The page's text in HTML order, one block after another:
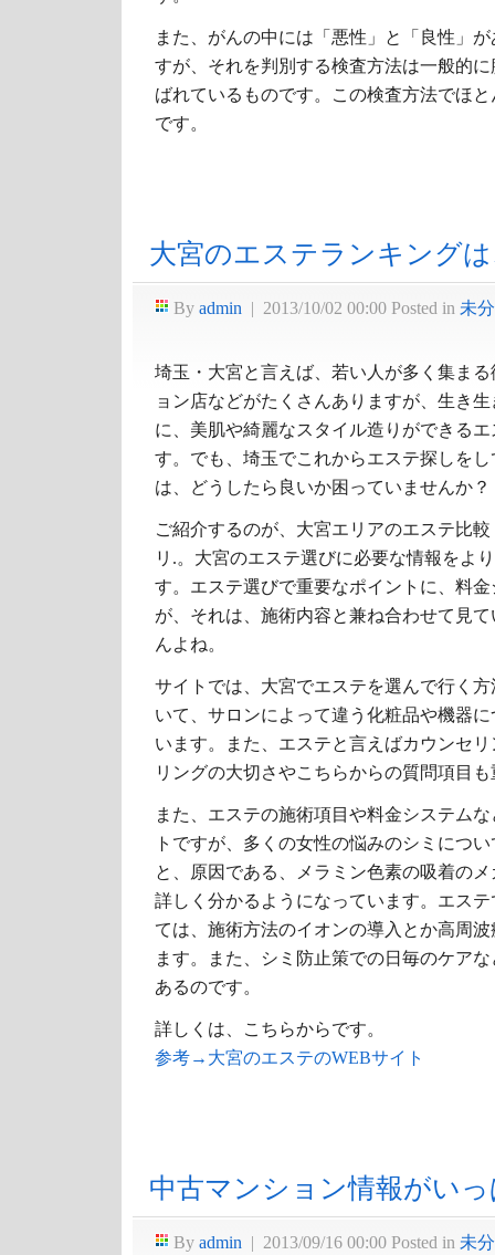
また、がんの中には「悪性」と「良性」
すが、それを判別する検査方法は一般的
ばれているものです。この検査方法でほ
です。
大宮のエステランキング
By admin | 2013/10/02 00:00 Posted in 未
埼玉・大宮と言えば、若い人が多く集ま
ョン店などがたくさんありますが、生き
に、美肌や綺麗なスタイル造りができる
す。でも、埼玉でこれからエステ探しを
は、どうしたら良いか困っていませんか？
ご紹介するのが、大宮エリアのエステ比
リ.。大宮のエステ選びに必要な情報をよ
す。エステ選びで重要なポイントに、料
が、それは、施術内容と兼ね合わせて見
んよね。
サイトでは、大宮でエステを選んで行く
いて、サロンによって違う化粧品や機器
います。また、エステと言えばカウンセ
リングの大切さやこちらからの質問項目
また、エステの施術項目や料金システム
トですが、多くの女性の悩みのシミにつ
と、原因である、メラミン色素の吸着の
詳しく分かるようになっています。エス
ては、施術方法のイオンの導入とか高周
ます。また、シミ防止策での日毎のケア
あるのです。
詳しくは、こちらからです。
参考→大宮のエステのWEBサイト
中古マンション情報がい
By admin | 2013/09/16 00:00 Posted in 未